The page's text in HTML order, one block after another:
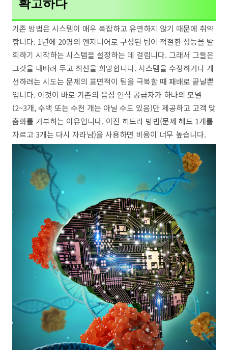
기존 방법은 시스템이 매우 복잡하고 유연하지 않기 때문에 취약
합니다. 1년에 20명의 엔지니어로 구성된 팀이 적절한 성능을 발
휘하기 시작하는 시스템을 설정하는 데 걸립니다. 그래서 그들은
그것을 내버려 두고 최선을 희망합니다. 시스템을 수정하거나 개
선하려는 시도는 문제의 표면적이 팀을 극복할 때 패배로 끝날뿐
입니다. 이것이 바로 기존의 음성 인식 공급자가 하나의 모델
(2~3개, 수백 또는 수천 개는 아닐 수도 있음)만 제공하고 고객 맞
춤화를 거부하는 이유입니다. 이전 히드라 방법(문제 헤드 1개를
자르고 3개는 다시 자라남)을 사용하면 비용이 너무 높습니다.